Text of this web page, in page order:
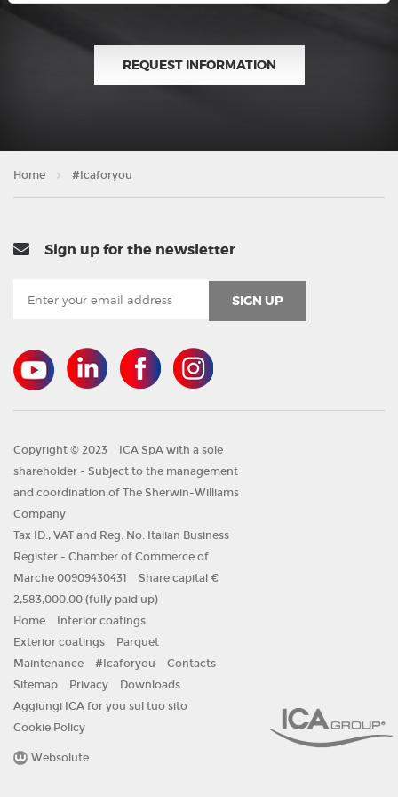
REQUEST INFORMATION
Home #Icaforyou
Sign up for the newsletter
SIGN UP
Copyright © 2023
ICA SpA with a sole
shareholder - Subject to the management
and coordination of The Sherwin-Williams
Company
Tax ID., VAT and Reg. No. Italian Business
Register - Chamber of Commerce of
Marche 00909430431
Share capital €
2,583,000.00 (fully paid up)
Home
Interior coatings
Exterior coatings
Parquet
Maintenance
#Icaforyou
Contacts
Sitemap
Privacy
Downloads
Aggiungi ICA for you sul tuo sito
Cookie Policy
Websolute